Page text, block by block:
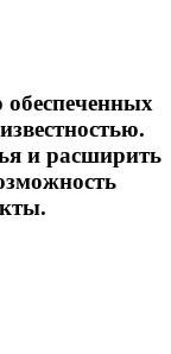
и расширить